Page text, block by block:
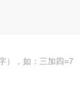
），如：三加四=7